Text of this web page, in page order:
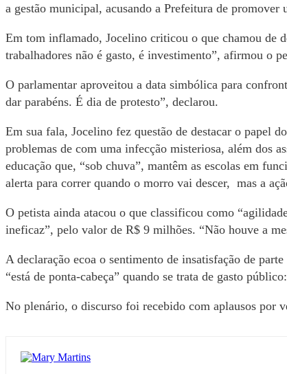
a gestão municipal, acusando a Prefeitura de promover
Em tom inflamado, Jocelino criticou o que chamou de
trabalhadores não é gasto, é investimento”, afirmou o
O parlamentar aproveitou a data simbólica para
dar parabéns. É dia de protesto”, declarou.
Em sua fala, Jocelino fez questão de destacar o papel
problemas de com uma infecção misteriosa, além dos
educação que, “sob chuva”, mantêm as escolas em
alerta para correr quando o morro vai descer, mas a
O petista ainda atacou o que classificou como
ineficaz”, pelo valor de R$ 9 milhões. “Não houve a
A declaração ecoa o sentimento de insatisfação de
“está de ponta-cabeça” quando se trata de gasto
No plenário, o discurso foi recebido com aplausos por